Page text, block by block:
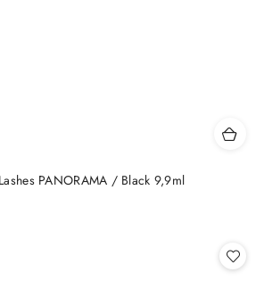
PANORAMA / Black 9,9ml